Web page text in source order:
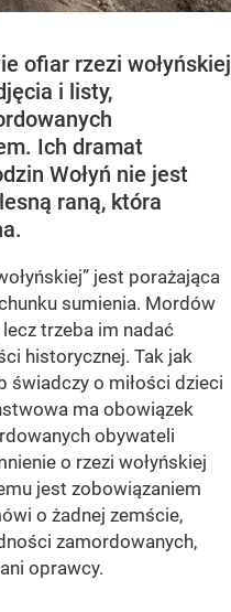
ofiar rzezi wołyńskiej
i listy,
Ich dramat
Wołyń nie jest
raną, która
jest porażająca
sumienia. Mordów
lecz trzeba im nadać
historycznej. Tak jak
o miłości dzieci
ma obowiązek
obywateli
o rzezi wołyńskiej
jest zobowiązaniem
o żadnej zemście,
zamordowanych,
oprawcy.